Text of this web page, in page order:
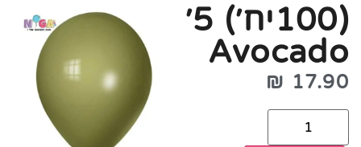
(100יח׳) 5׳
Avocado
17.90
₪